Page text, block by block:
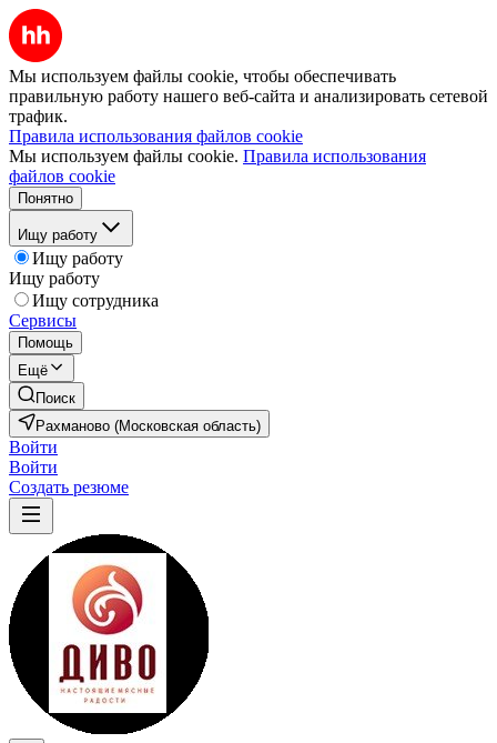
Мы используем файлы cookie, чтобы обеспечивать
правильную работу нашего веб-сайта и анализировать сетевой
трафик.
Правила использования файлов cookie
Мы используем файлы cookie. Правила использования
файлов cookie
Понятно
Ищу работу
Ищу работу
Ищу работу
Ищу сотрудника
Сервисы
Помощь
Ещё
Поиск
Рахманово (Московская область)
Войти
Войти
Создать резюме